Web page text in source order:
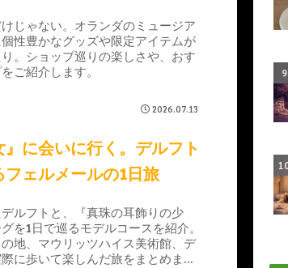
じゃない。オランダのミュージア
性豊かなグッズや限定アイテムが
。ショップ巡りの楽しさや、おす
ご紹介します。
2026.07.13
』に会いに行く。デルフト
ェルメールの1日旅
ルフトと、『真珠の耳飾りの少
を1日で巡るモデルコースを紹介。
地、マウリッツハイス美術館、デ
に歩いて楽しんだ旅をまとめまし